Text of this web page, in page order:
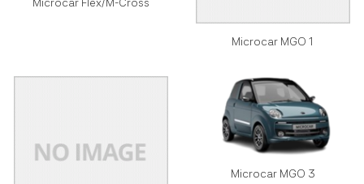
Microcar MGO 1
Microcar MGO 3